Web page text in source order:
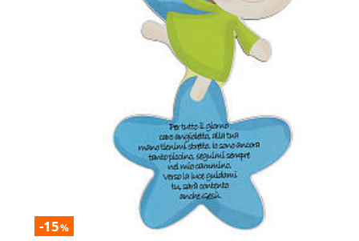
-15%